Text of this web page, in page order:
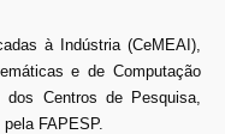
à Indústria (CeMEAI),
e de Computação
Centros de Pesquisa,
FAPESP.